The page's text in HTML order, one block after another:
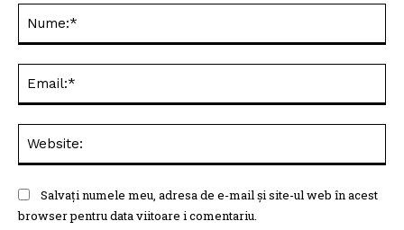
Salvați numele meu, adresa de e-mail și site-ul web în acest
browser pentru data viitoare i comentariu.